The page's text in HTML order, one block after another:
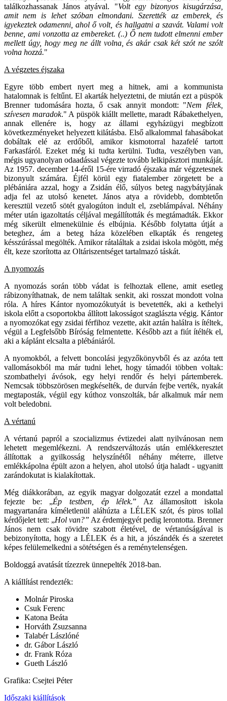
találkozhassanak János atyával. "Volt egy bizonyos kisugárzása,
amit nem is lehet szóban elmondani. Szerették az emberek, és
igyekeztek odamenni, ahol ő volt, és hallgatni a szavát. Valami volt
benne, ami vonzotta az embereket. (..) Ő nem tudott elmenni ember
mellett úgy, hogy meg ne állt volna, és akár csak két szót ne szólt
volna hozzá."
A végzetes éjszaka
Egyre több embert nyert meg a hitnek, ami a kommunista
hatalomnak is feltűnt. El akarták helyeztetni, de miután ezt a püspök
Brenner tudomására hozta, ő csak annyit mondott: "Nem félek,
szívesen maradok." A püspök kiállt mellette, maradt Rábakethelyen,
annak ellenére is, hogy az állami egyházügyi megbízott
következményeket helyezett kilátásba. Első alkalommal fahasábokat
dobáltak elé az erdőből, amikor kismotorral hazafelé tartott
Farkasfáról. Ezeket még ki tudta kerülni. Tudta, veszélyben van,
mégis ugyanolyan odaadással végezte tovább lelkipásztori munkáját.
Az 1957. december 14-éről 15-ére virradó éjszaka már végzetesnek
bizonyult számára. Éjfél körül egy fiatalember zörgetett be a
plébániára azzal, hogy a Zsidán élő, súlyos beteg nagybátyjának
adja fel az utolsó kenetet. János atya a rövidebb, dombtetőn
keresztül vezető sötét gyalogúton indult el, zseblámpával. Néhány
méter után igazoltatás céljával megállították és megtámadták. Ekkor
még sikerült elmenekülnie és elbújnia. Később folytatta útját a
beteghez, ám a beteg háza közelében elkapták és rengeteg
késszúrással megölték. Amikor rátaláltak a zsidai iskola mögött, még
élt, keze szorította az Oltáriszentséget tartalmazó táskát.
A nyomozás
A nyomozás során több vádat is felhoztak ellene, amit esetleg
rábizonyíthatnak, de nem találtak senkit, aki rosszat mondott volna
róla. A híres Kántor nyomozókutyát is bevetették, aki a kethelyi
iskola előtt a csoportokba állított lakosságot szaglászta végig. Kántor
a nyomozókat egy zsidai férfihoz vezette, akit aztán halálra is ítéltek,
végül a Legfelsőbb Bíróság felmentette. Később azt a fiút ítélték el,
aki a káplánt elcsalta a plébániáról.
A nyomokból, a felvett boncolási jegyzőkönyvből és az azóta tett
vallomásokból ma már tudni lehet, hogy támadói többen voltak:
szombathelyi ávósok, egy helyi rendőr és helyi pártemberek.
Nemcsak többszörösen megkéselték, de durván fejbe verték, nyakát
megtaposták, végül egy kúthoz vonszolták, bár alkalmuk már nem
volt beledobni.
A vértanú
A vértanú papról a szocializmus évtizedei alatt nyilvánosan nem
lehetett megemlékezni. A rendszerváltozás után emlékkeresztet
állítottak a gyilkosság helyszínétől néhány méterre, illetve
emlékkápolna épült azon a helyen, ahol utolsó útja haladt - ugyanitt
zarándokutat is kialakítottak.
Még diákkorában, az egyik magyar dolgozatát ezzel a mondattal
fejezte be: „Ép testben, ép lélek.” Az államosított iskola
magyartanára kíméletlenül aláhúzta a LÉLEK szót, és piros tollal
kérdőjelet tett: „Hol van?” Az érdemjegyét pedig lerontotta. Brenner
János nem csak rövidre szabott életével, de vértanúságával is
bebizonyította, hogy a LÉLEK és a hit, a jószándék és a szeretet
képes felülemelkedni a sötétségen és a reménytelenségen.
Boldoggá avatását tízezrek ünnepelték 2018-ban.
A kiállítást rendezték:
Molnár Piroska
Csuk Ferenc
Katona Beáta
Horváth Zsuzsanna
Talabér Lászlóné
dr. Gábor László
dr. Frank Róza
Gueth László
Grafika: Csejtei Péter
Időszaki kiállítások